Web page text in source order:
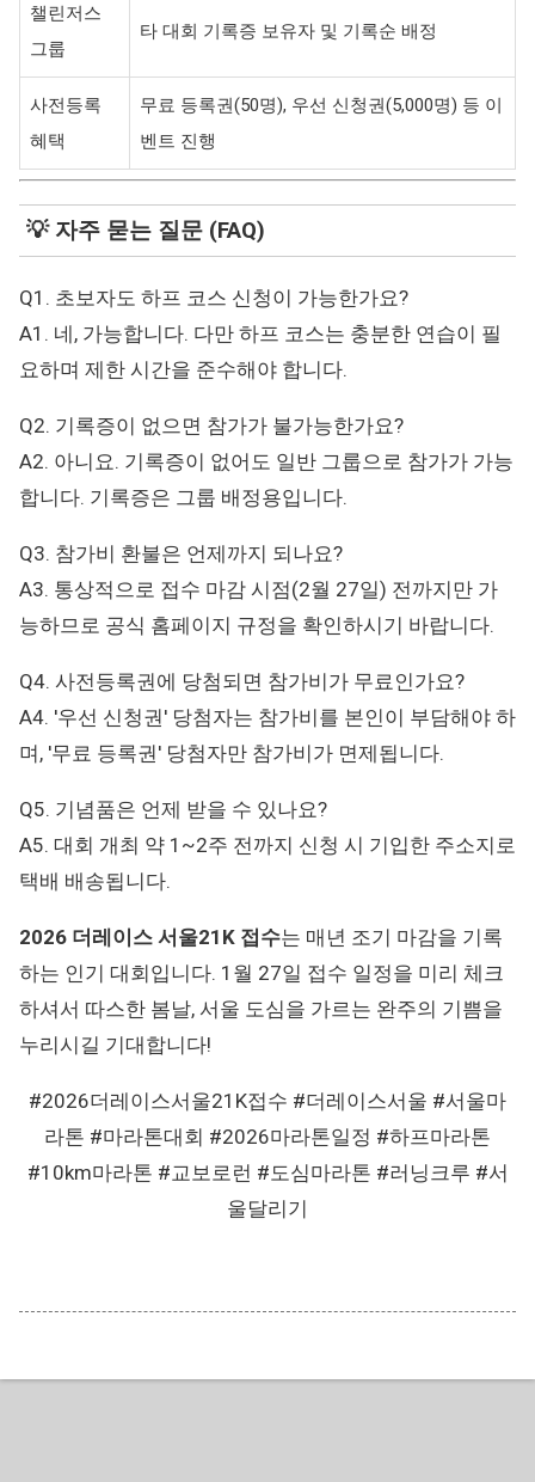
챌린저스
그룹
타 대회 기록증 보유자 및 기록순 배정
사전등록
혜택
무료 등록권(50명), 우선 신청권(5,000명) 등 이
벤트 진행
💡 자주 묻는 질문 (FAQ)
Q1. 초보자도 하프 코스 신청이 가능한가요?
A1. 네, 가능합니다. 다만 하프 코스는 충분한 연습이 필
요하며 제한 시간을 준수해야 합니다.
Q2. 기록증이 없으면 참가가 불가능한가요?
A2. 아니요. 기록증이 없어도 일반 그룹으로 참가가 가능
합니다. 기록증은 그룹 배정용입니다.
Q3. 참가비 환불은 언제까지 되나요?
A3. 통상적으로 접수 마감 시점(2월 27일) 전까지만 가
능하므로 공식 홈페이지 규정을 확인하시기 바랍니다.
Q4. 사전등록권에 당첨되면 참가비가 무료인가요?
A4. '우선 신청권' 당첨자는 참가비를 본인이 부담해야 하
며, '무료 등록권' 당첨자만 참가비가 면제됩니다.
Q5. 기념품은 언제 받을 수 있나요?
A5. 대회 개최 약 1~2주 전까지 신청 시 기입한 주소지로
택배 배송됩니다.
2026 더레이스 서울21K 접수는 매년 조기 마감을 기록
하는 인기 대회입니다. 1월 27일 접수 일정을 미리 체크
하셔서 따스한 봄날, 서울 도심을 가르는 완주의 기쁨을
누리시길 기대합니다!
#2026더레이스서울21K접수 #더레이스서울 #서울마
라톤 #마라톤대회 #2026마라톤일정 #하프마라톤
#10km마라톤 #교보로런 #도심마라톤 #러닝크루 #서
울달리기